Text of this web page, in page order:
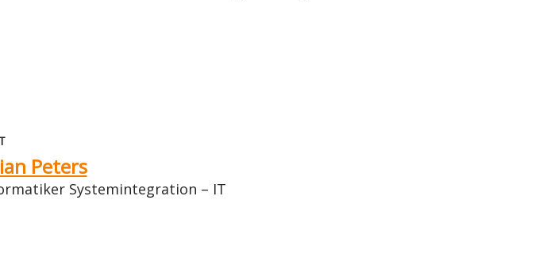
Peters
Systemintegration – IT